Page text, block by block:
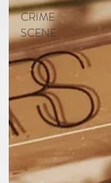
CRIME
SCENE